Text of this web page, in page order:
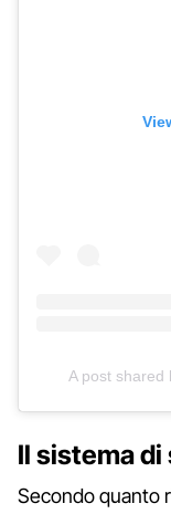
A post shared
Il sistema di
Secondo quanto